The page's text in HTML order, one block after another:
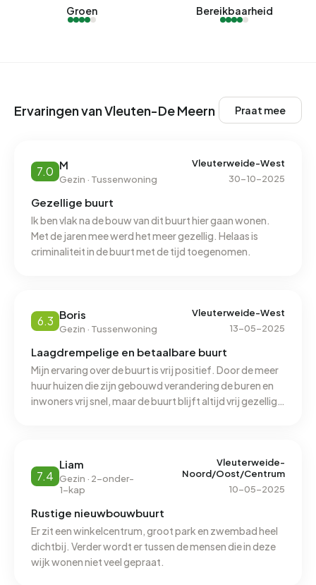
Groen Bereikbaarheid
Ervaringen van Vleuten-De Meern Praat mee
7.0 M
Gezin · Tussenwoning
Vleuterweide-West
30-10-2025
Gezellige buurt
Ik ben vlak na de bouw van dit buurt hier gaan wonen.
Met de jaren mee werd het meer gezellig. Helaas is
criminaliteit in de buurt met de tijd toegenomen.
6.3 Boris
Gezin · Tussenwoning
Vleuterweide-West
13-05-2025
Laagdrempelige en betaalbare buurt
Mijn ervaring over de buurt is vrij positief. Door de meer
huur huizen die zijn gebouwd verandering de buren en
inwoners vrij snel, maar de buurt blijft altijd vrij gezellig
7.4
Liam
Gezin · 2-onder-
1-kap
Vleuterweide-
Noord/Oost/Centrum
10-05-2025
Rustige nieuwbouwbuurt
Er zit een winkelcentrum, groot park en zwembad heel
dichtbij. Verder wordt er tussen de mensen die in deze
wijk wonen niet veel gepraat.